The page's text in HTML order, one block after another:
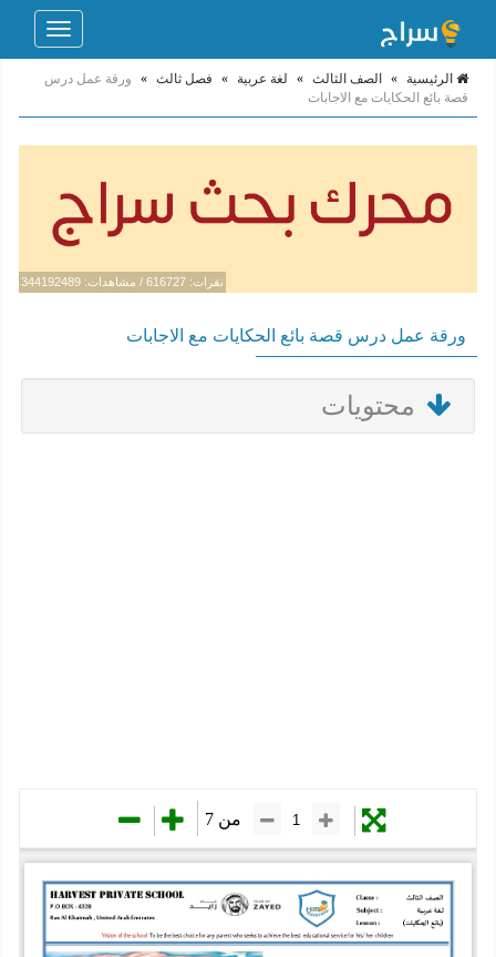
Toggle
الرئيسية » الصف الثالث » لغة عربية » فصل ثالث »
ورقة عمل درس
قصة بائع الحكايات مع الاجابات
نقرات: 616727 / مشاهدات: 344192489
ورقة عمل درس قصة بائع الحكايات مع الاجابات
محتويات